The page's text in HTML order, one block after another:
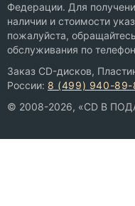
Федерации. Для
наличии и стоимости
пожалуйста,
обслуживания по
Заказ CD-дисков,
России: 8 (499) 940-89-
© 2008-2026, «CD В